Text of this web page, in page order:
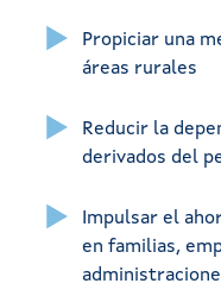
Propiciar una
áreas rurales
Reducir la
derivados del
Impulsar el
en familias,